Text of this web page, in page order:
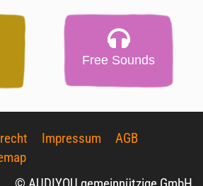
Free Sounds
Impressum
AGB